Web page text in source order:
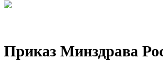
Приказ Минздрава